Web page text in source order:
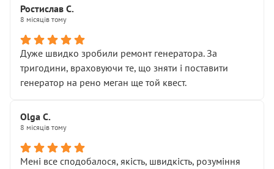
Хотілося б більше:
• належної уваги до авто
• прозорості в роботах і рахунках
• реальної діагностики, а не формального
“подивились і поїхав”
На жаль, складається враження, що сервіс працює не
Стосовно комунікації - все добре
звертатися до цього автосервісу.
Ростислав С.
8 місяців тому
Дуже швидко зробили ремонт генератора. За
тригодини, враховуючи те, що зняти і поставити
генератор на рено меган ще той квест.
Olga С.
8 місяців тому
Мені все сподобалося, якість, швидкість, розуміння